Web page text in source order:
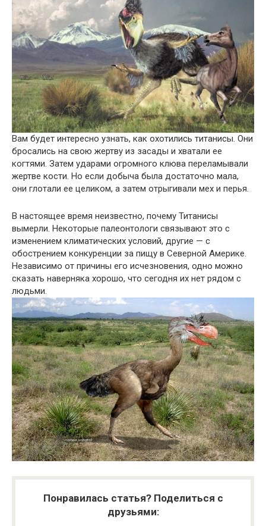
Вам будет интересно узнать, как охотились титанисы. Они
бросались на свою жертву из засады и хватали ее
когтями. Затем ударами огромного клюва переламывали
жертве кости. Но если добыча была достаточно мала,
они глотали ее целиком, а затем отрыгивали мех и перья.
В настоящее время неизвестно, почему Титанисы
вымерли. Некоторые палеонтологи связывают это с
изменением климатических условий, другие — с
обострением конкуренции за пищу в Северной Америке.
Независимо от причины его исчезновения, одно можно
сказать наверняка хорошо, что сегодня их нет рядом с
людьми.
Понравилась статья? Поделиться с
друзьями: